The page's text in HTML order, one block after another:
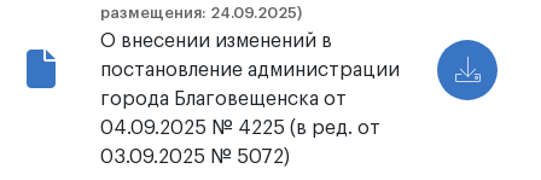
размещения: 24.09.2025)
О внесении изменений в
постановление администрации
города Благовещенска от
04.09.2025 № 4225 (в ред. от
03.09.2025 № 5072)